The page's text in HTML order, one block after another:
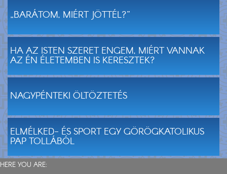
„BARÁTOM, MIÉRT JÖTTÉL?”
HA AZ ISTEN SZERET ENGEM, MIÉRT VANNAK
AZ ÉN ÉLETEMBEN IS KERESZTEK?
NAGYPÉNTEKI ÖLTÖZTETÉS
ELMÉLKED- ÉS SPORT EGY GÖRÖGKATOLIKUS
PAP TOLLÁBÓL
HERE YOU ARE: